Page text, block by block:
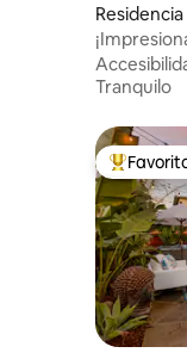
Tranquilo
De los